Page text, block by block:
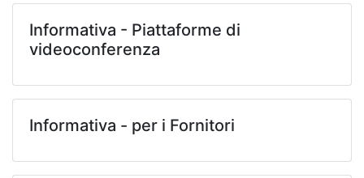
Informativa - Piattaforme di
videoconferenza
Informativa - per i Fornitori